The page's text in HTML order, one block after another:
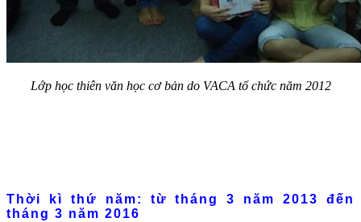
Lớp học thiên văn học cơ bản do VACA tổ chức năm 2012
Thời kì thứ năm: từ tháng 3 năm 2013 đến
tháng 3 năm 2016